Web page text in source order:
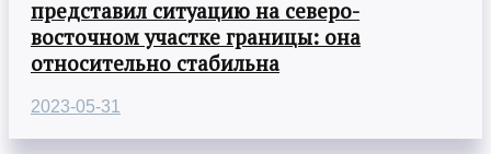
представил ситуацию на северо-
восточном участке границы: она
относительно стабильна
2023-05-31